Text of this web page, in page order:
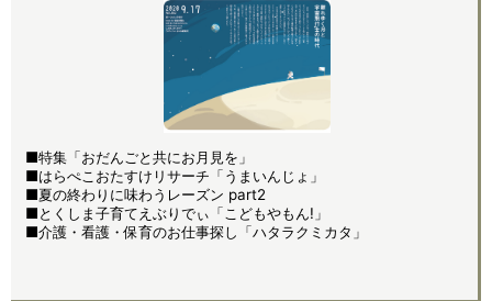
■特集「おだんごと共にお月見を」
■はらぺこおたすけリサーチ「うまいんじょ」
■夏の終わりに味わうレーズン part2
■とくしま子育てえぶりでぃ「こどもやもん!」
■介護・看護・保育のお仕事探し「ハタラクミカタ」